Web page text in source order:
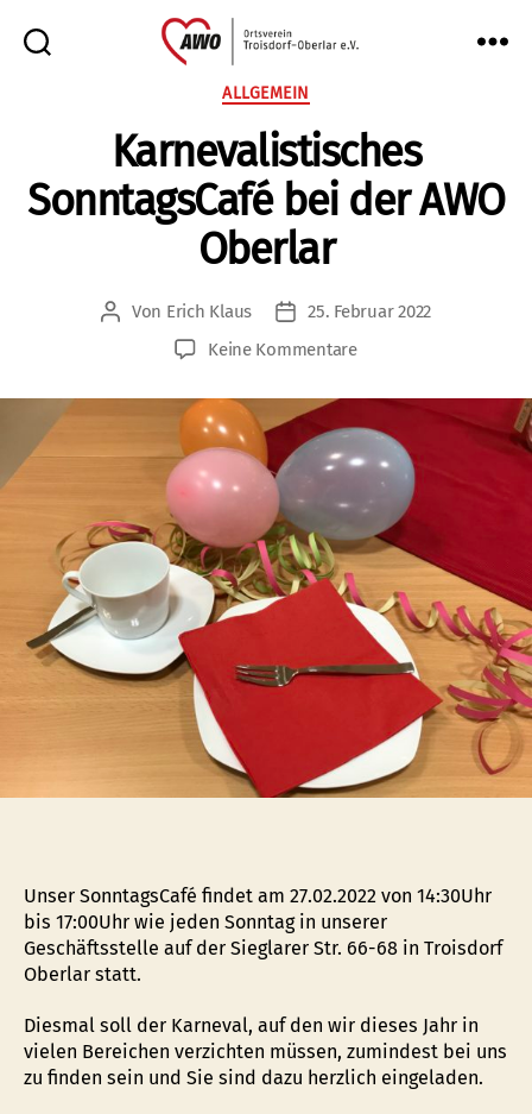
AWO
e.V.
Kategorien
ALLGEMEIN
Karnevalistisches
SonntagsCafé bei der AWO
Oberlar
Beitragsautor
Von Erich Klaus Veröffentlichungsdatum
25. Februar 2022
Keine Kommentarezu
SonntagsCafé
bei
der
AWO
Oberlar
Unser SonntagsCafé findet am 27.02.2022 von 14:30Uhr
bis 17:00Uhr wie jeden Sonntag in unserer
Geschäftsstelle auf der Sieglarer Str. 66-68 in Troisdorf
Oberlar statt.
Diesmal soll der Karneval, auf den wir dieses Jahr in
vielen Bereichen verzichten müssen, zumindest bei uns
zu finden sein und Sie sind dazu herzlich eingeladen.